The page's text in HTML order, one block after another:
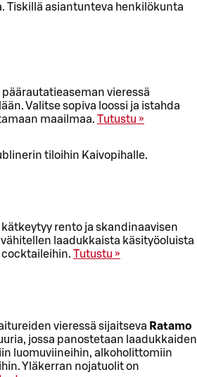
Tiskillä asiantunteva henkilökunta
vieressä
Valitse sopiva loossi ja istahda
maailmaa. Tutustu »
tiloihin Kaivopihalle.
rento ja skandinaavisen
laadukkaista käsityöoluista
cocktaileihin. Tutustu »
vieressä sijaitseva Ratamo
jossa panostetaan laadukkaiden
luomuviineihin, alkoholittomiin
Yläkerran nojatuolit on